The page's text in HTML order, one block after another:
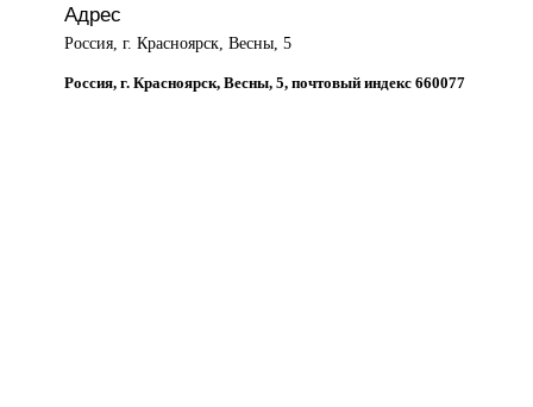
Адрес
Россия, г. Красноярск, Весны, 5
Россия, г. Красноярск, Весны, 5, почтовый индекс 660077